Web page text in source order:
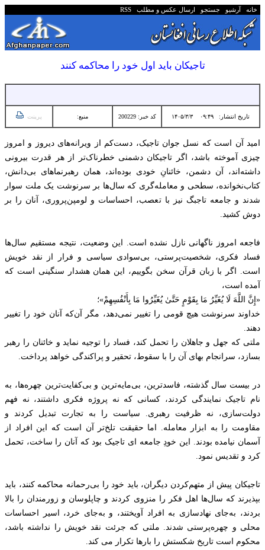
خانه آرشیو جستجو ارسال عکس و مطلب RSS
تاجیکان باید اول خود را محاکمه کنند
تاریخ انتشار: ۰۹:۴۹ ۱۴۰۵/۳/۳ کد خبر: 200229 منبع: پرینت
امید آن است که نسل جوان تاجیک، دست‌کم از ویرانه‌های دیروز و امروز
چیزی آموخته باشد، اگر تاجیکان دشمنی خطرناک‌تر از هر قدرت بیرونی
داشته‌اند، آن دشمن، خائنانِ خودی بوده‌اند، همان رهبرنماهای بی‌دانش،
کتاب‌نخوانده، سطحی و معامله‌گری که سال‌ها بر سرنوشت یک ملت سوار
شدند و جامعه تاجبگ نیز با تعصب، احساسات و لومپن‌پروری، آنان را بر
دوش کشید.
فاجعه‌ امروز ناگهانی نازل نشده است. این وضعیت، نتیجه‌ مستقیم سال‌ها
فساد فکری، شخصیت‌پرستی، بی‌سوادی سیاسی و فرار از نقد خویش
است. اگر با زبان قرآن سخن بگوییم، این همان هشدار سنگینی است که
آمده است،
«إِنَّ اللَّهَ لَا يُغَيِّرُ مَا بِقَوْمٍ حَتَّىٰ يُغَيِّرُوا مَا بِأَنْفُسِهِمْ»؛
خداوند سرنوشت هیچ قومی را تغییر نمی‌دهد، مگر آن‌که آنان خود را تغییر
دهند.
ملتی که جهل و جاهلان را تحمل کند، فساد را توجیه نماید و خائنان را رهبر
بسازد، سرانجام بهای آن را با سقوط، تحقیر و پراکندگی خواهد پرداخت.
در بیست سال گذشته، فاسدترین، بی‌مایه‌ترین و بی‌کفایت‌ترین چهره‌ها، به
نام تاجیک نمایندگی کردند، کسانی که نه پروژه‌ فکری داشتند، نه فهم
دولت‌سازی، نه ظرفیت رهبری. سیاست را به تجارت تبدیل کردند و
مقاومت را به ابزار معامله. اما حقیقت تلخ‌تر آن است که این افراد از
آسمان نیامده بودند. این خودِ جامعه ای تاجیک بود که آنان را ساخت، تحمل
کرد و تقدیس نمود.
تاجیکان پیش از متهم‌کردن دیگران، باید خود را بی‌رحمانه محاکمه کنند، باید
بپذیرند که سال‌ها اهل فکر را منزوی کردند و چاپلوسان و زورمندان را بالا
بردند، به‌جای نهادسازی به افراد آویختند، و به‌جای خرد، اسیر احساسات
محلی و چهره‌پرستی شدند. ملتی که جرئت نقد خویش را نداشته باشد،
محکوم است تاریخ شکستش را بارها تکرار می کند.